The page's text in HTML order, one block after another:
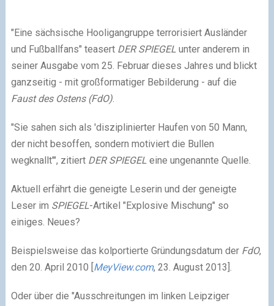
"Eine sächsische Hooligangruppe terrorisiert Ausländer
und Fußballfans" teasert DER SPIEGELunter anderem in
seiner Ausgabe vom 25. Februar dieses Jahres und blickt
ganzseitig - mit großformatiger Bebilderung - auf die
Faust des Ostens (FdO).
"Sie sahen sich als 'disziplinierter Haufen von 50 Mann,
der nicht besoffen, sondern motiviert die Bullen
wegknallt'", zitiert DER SPIEGELeine ungenannte Quelle.
Aktuell erfährt die geneigte Leserin und der geneigte
Leser im SPIEGEL-Artikel "Explosive Mischung" so
einiges. Neues?
Beispielsweise das kolportierte Gründungsdatum der FdO,
den 20. April 2010 [MeyView.com, 23. August 2013].
Oder über die "Ausschreitungen im linken Leipziger